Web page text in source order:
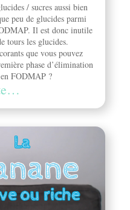
/ sucres aussi bien
peu de glucides parmi
Il est donc inutile
tours les glucides.
que vous pouvez
phase d’élimination
FODMAP ?